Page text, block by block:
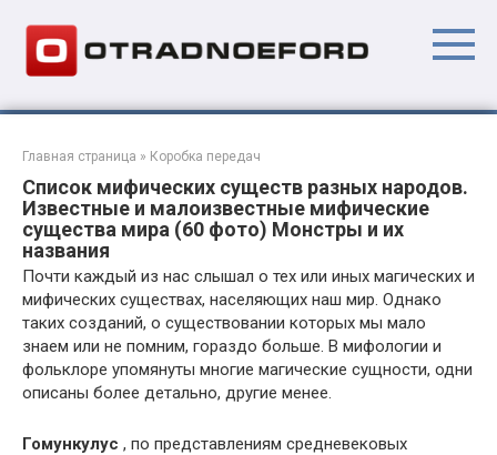
контенту
Главная страница » Коробка передач
Список мифических существ разных народов.
Известные и малоизвестные мифические
существа мира (60 фото) Монстры и их
названия
Почти каждый из нас слышал о тех или иных магических и
мифических существах, населяющих наш мир. Однако
таких созданий, о существовании которых мы мало
знаем или не помним, гораздо больше. В мифологии и
фольклоре упомянуты многие магические сущности, одни
описаны более детально, другие менее.
Гомункулус , по представлениям средневековых